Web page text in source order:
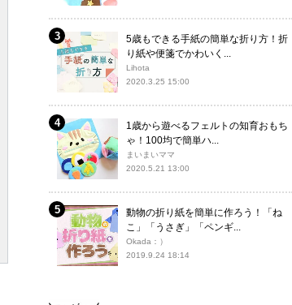
5歳もできる手紙の簡単な折り方！折
り紙や便箋でかわいく...
Lihota
2020.3.25 15:00
1歳から遊べるフェルトの知育おもち
ゃ！100均で簡単ハ...
まいまいママ
2020.5.21 13:00
動物の折り紙を簡単に作ろう！「ね
こ」「うさぎ」「ペンギ...
Okada：）
2019.9.24 18:14